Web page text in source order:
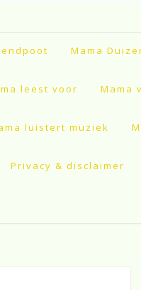
Mama
leest voor Mama
luistert muziek
Privacy & disclaimer